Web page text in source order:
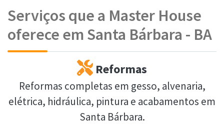
Serviços que a Master House
oferece em Santa Bárbara - BA
Reformas
Reformas completas em gesso, alvenaria,
elétrica, hidráulica, pintura e acabamentos em
Santa Bárbara.